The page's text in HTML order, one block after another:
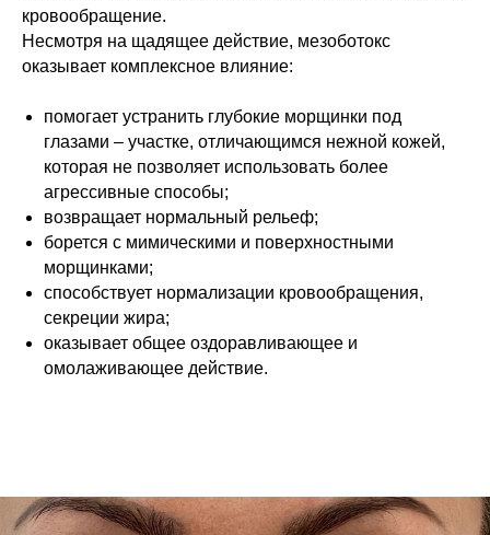
кровообращение.
Несмотря на щадящее действие, мезоботокс
оказывает комплексное влияние:
помогает устранить глубокие морщинки под
глазами – участке, отличающимся нежной кожей,
которая не позволяет использовать более
агрессивные способы;
возвращает нормальный рельеф;
борется с мимическими и поверхностными
морщинками;
способствует нормализации кровообращения,
секреции жира;
оказывает общее оздоравливающее и
омолаживающее действие.